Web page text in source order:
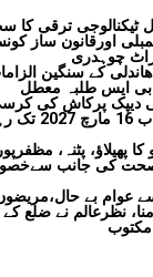
ٹیکنالوجی ترقی کا
اورقانون ساز
چوہدری
کے سنگین
دیپک پرکاش کی
سفارش پر
صحت کی جانب
عوام بے
نظرعالم نے ضلع
مکتوب